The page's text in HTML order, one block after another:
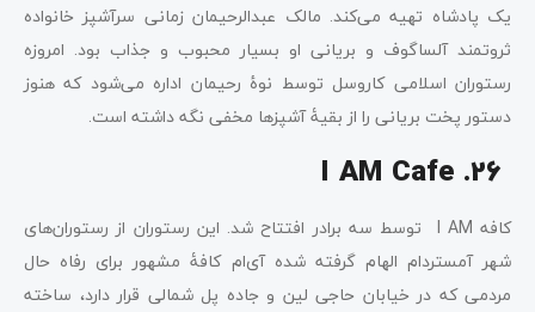
یک پادشاه تهیه می‌کند. مالک عبدالرحیمان زمانی سرآشپز خانواده
ثروتمند آلساگوف و بریانی او بسیار محبوب و جذاب بود. امروزه
رستوران اسلامی کاروسل توسط نوۀ رحیمان اداره می‌شود که هنوز
دستور پخت بریانی را از بقیۀ آشپزها مخفی نگه داشته است.
کافه I AM توسط سه برادر افتتاح شد. این رستوران از رستوران‌های
شهر آمستردام الهام گرفته شده آی‌ام کافۀ مشهور برای رفاه حال
مردمی که در خیابان حاجی لین و جاده پل شمالی قرار دارد، ساخته